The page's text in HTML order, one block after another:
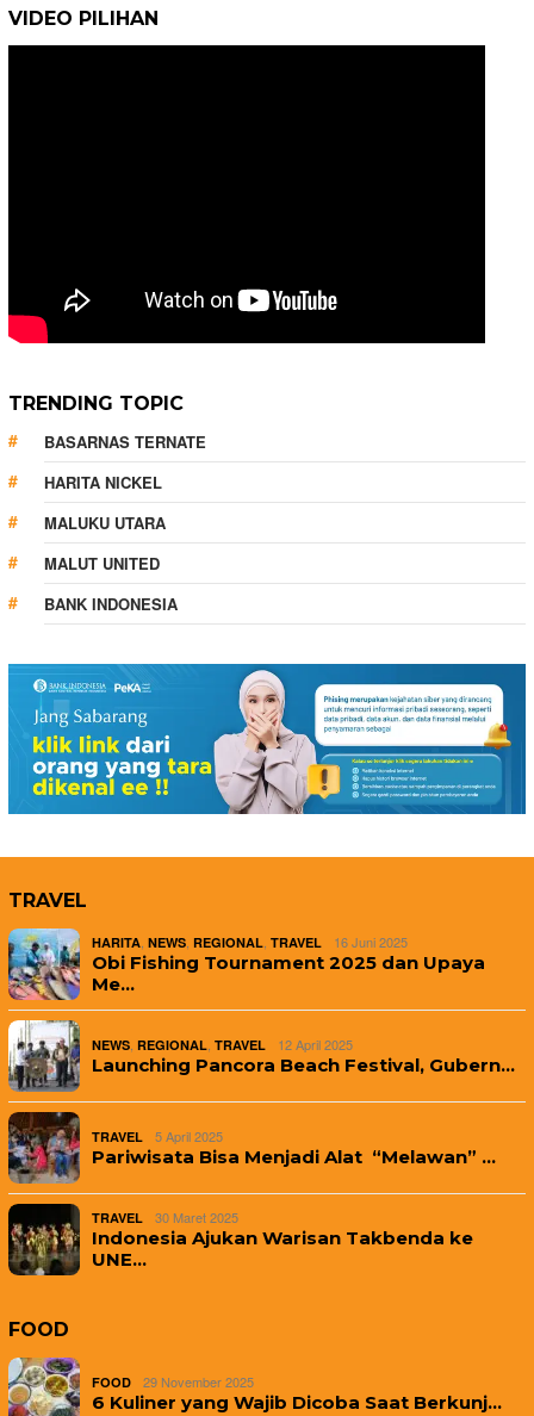
VIDEO PILIHAN
TRENDING TOPIC
BASARNAS TERNATE
HARITA NICKEL
MALUKU UTARA
MALUT UNITED
BANK INDONESIA
TRAVEL
HARITA NEWS REGIONAL TRAVEL 16 Juni 2025
Obi Fishing Tournament 2025 dan Upaya
Me…
NEWS REGIONAL TRAVEL 12 April 2025
Launching Pancora Beach Festival, Gubern…
TRAVEL 5 April 2025
Pariwisata Bisa Menjadi Alat “Melawan” …
TRAVEL 30 Maret 2025
Indonesia Ajukan Warisan Takbenda ke
UNE…
FOOD
FOOD 29 November 2025
6 Kuliner yang Wajib Dicoba Saat Berkunj…